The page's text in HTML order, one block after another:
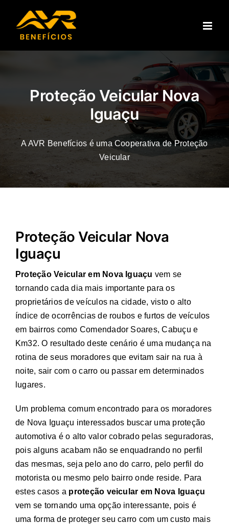
Proteção Veicular Nova
Iguaçu
A AVR Benefícios é uma Cooperativa de Proteção
Veicular
Proteção Veicular Nova
Iguaçu
Proteção Veicular em Nova Iguaçu vem se
tornando cada dia mais importante para os
proprietários de veículos na cidade, visto o alto
índice de ocorrências de roubos e furtos de veículos
em bairros como Comendador Soares, Cabuçu e
Km32. O resultado deste cenário é uma mudança na
rotina de seus moradores que evitam sair na rua à
noite, sair com o carro ou passar em determinados
lugares.
Um problema comum encontrado para os moradores
de Nova Iguaçu interessados buscar uma proteção
automotiva é o alto valor cobrado pelas seguradoras,
pois alguns acabam não se enquadrando no perfil
das mesmas, seja pelo ano do carro, pelo perfil do
motorista ou mesmo pelo bairro onde reside. Para
estes casos a proteção veicular em Nova Iguaçu
vem se tornando uma opção interessante, pois é
uma forma de proteger seu carro com um custo mais